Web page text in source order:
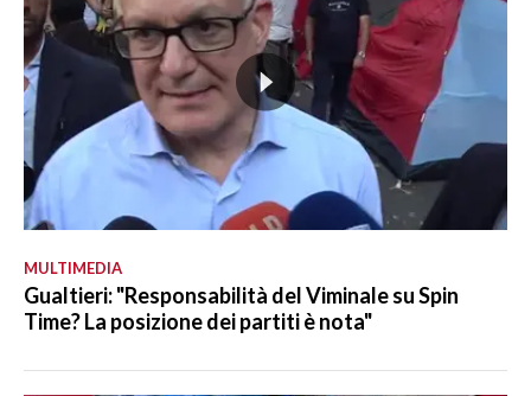
MULTIMEDIA
Gualtieri: "Responsabilità del Viminale su Spin
Time? La posizione dei partiti è nota"